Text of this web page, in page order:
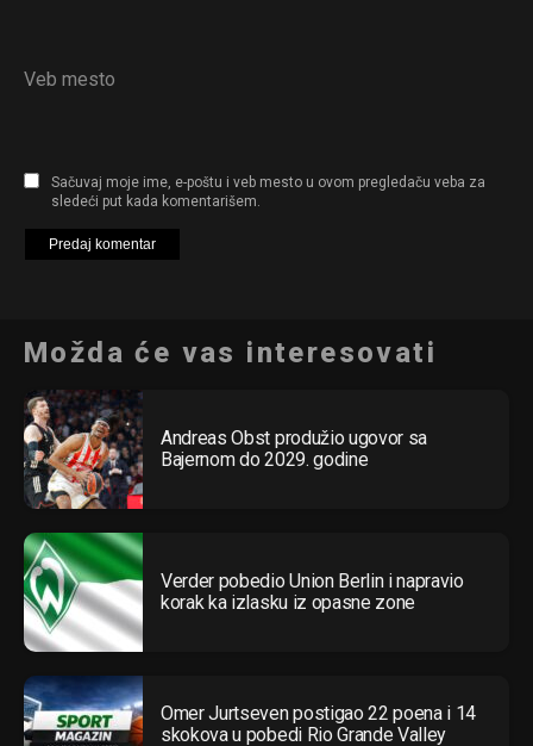
Veb mesto
Sačuvaj moje ime, e-poštu i veb mesto u ovom pregledaču veba za
sledeći put kada komentarišem.
Možda će vas interesovati
Andreas Obst produžio ugovor sa
Bajernom do 2029. godine
Verder pobedio Union Berlin i napravio
korak ka izlasku iz opasne zone
Omer Jurtseven postigao 22 poena i 14
skokova u pobedi Rio Grande Valley